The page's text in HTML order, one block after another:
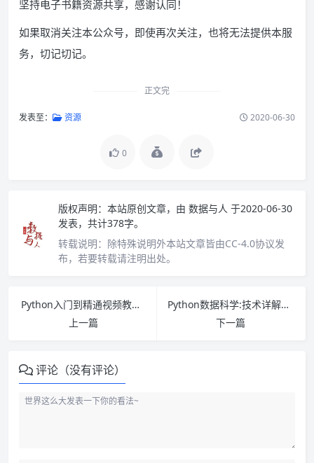
坚持电子书籍资源共享，感谢认同！
如果取消关注本公众号，即使再次关注，也将无法提供本服
务，切记切记。
正文完
发表至： 资源 2020-06-30
0
版权声明： 本站原创文章，由 数据与人 于2020-06-30
发表，共计378字。
转载说明： 除特殊说明外本站文章皆由CC-4.0协议发
布，若要转载请注明出处。
Python入门到精通视频教程 (运维+实战+进阶+零基础入门) 完整版【15GB】高清下载
上一篇
Python数据科学:技术详解与商业实践(八大案例) 完整视频教程【4.7GB】高清下载
下一篇
评论（没有评论）